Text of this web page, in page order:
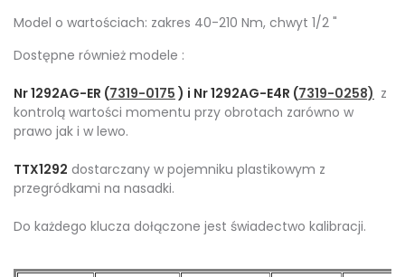
Model o wartościach: zakres 40-210 Nm, chwyt 1/2 "
Dostępne również modele :
Nr 1292AG-ER (7319-0175 ) i Nr 1292AG-E4R (7319-0258) z
kontrolą wartości momentu przy obrotach zarówno w
prawo jak i w lewo.
TTX1292 dostarczany w pojemniku plastikowym z
przegródkami na nasadki.
Do każdego klucza dołączone jest świadectwo kalibracji.